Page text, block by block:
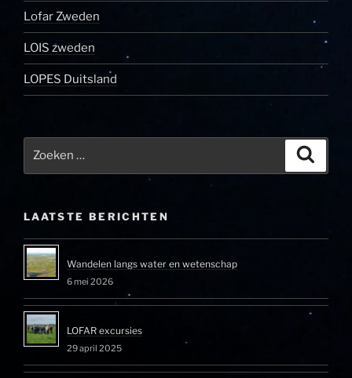
Lofar Zweden
LOIS zweden
LOPES Duitsland
LAATSTE BERICHTEN
Wandelen langs water en wetenschap
6 mei 2026
LOFAR excursies
29 april 2025